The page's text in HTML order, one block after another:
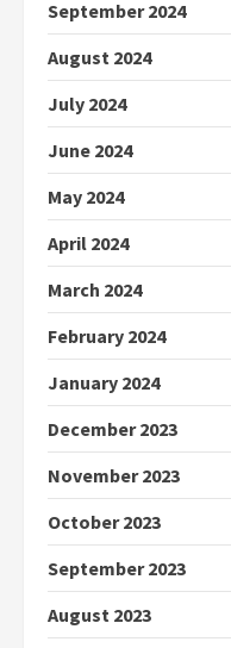
September 2024
August 2024
July 2024
June 2024
May 2024
April 2024
March 2024
February 2024
January 2024
December 2023
November 2023
October 2023
September 2023
August 2023